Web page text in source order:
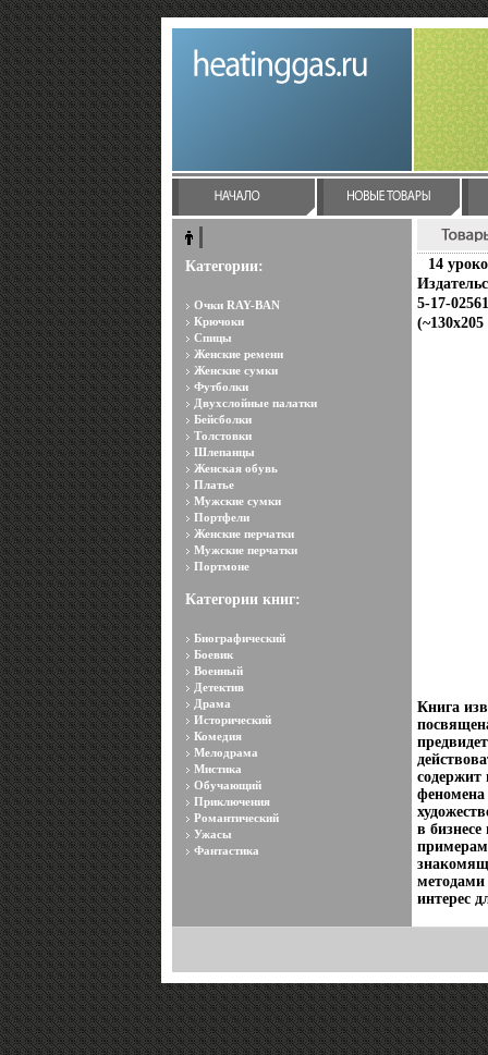
Категории:
Очки RAY-BAN
Крючоки
Спицы
Женские ремени
Женские сумки
Футболки
Двухслойные палатки
Бейсболки
Толстовки
Шлепанцы
Женская обувь
Платье
Мужские сумки
Портфели
Женские перчатки
Мужские перчатки
Портмоне
Категории книг:
Биографический
Боевик
Военный
Детектив
Драма
Исторический
Комедия
Мелодрама
Мистика
Обучающий
Приключения
Романтический
Ужасы
Фантастика
14
5-17-
Книга
содержит
феномена
в
интерес